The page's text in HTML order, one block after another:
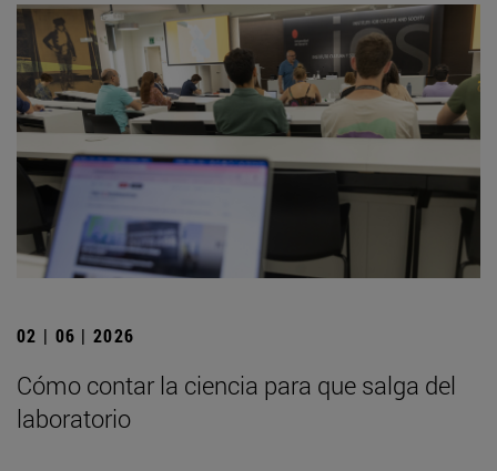
02 | 06 | 2026
Cómo contar la ciencia para que salga del
laboratorio